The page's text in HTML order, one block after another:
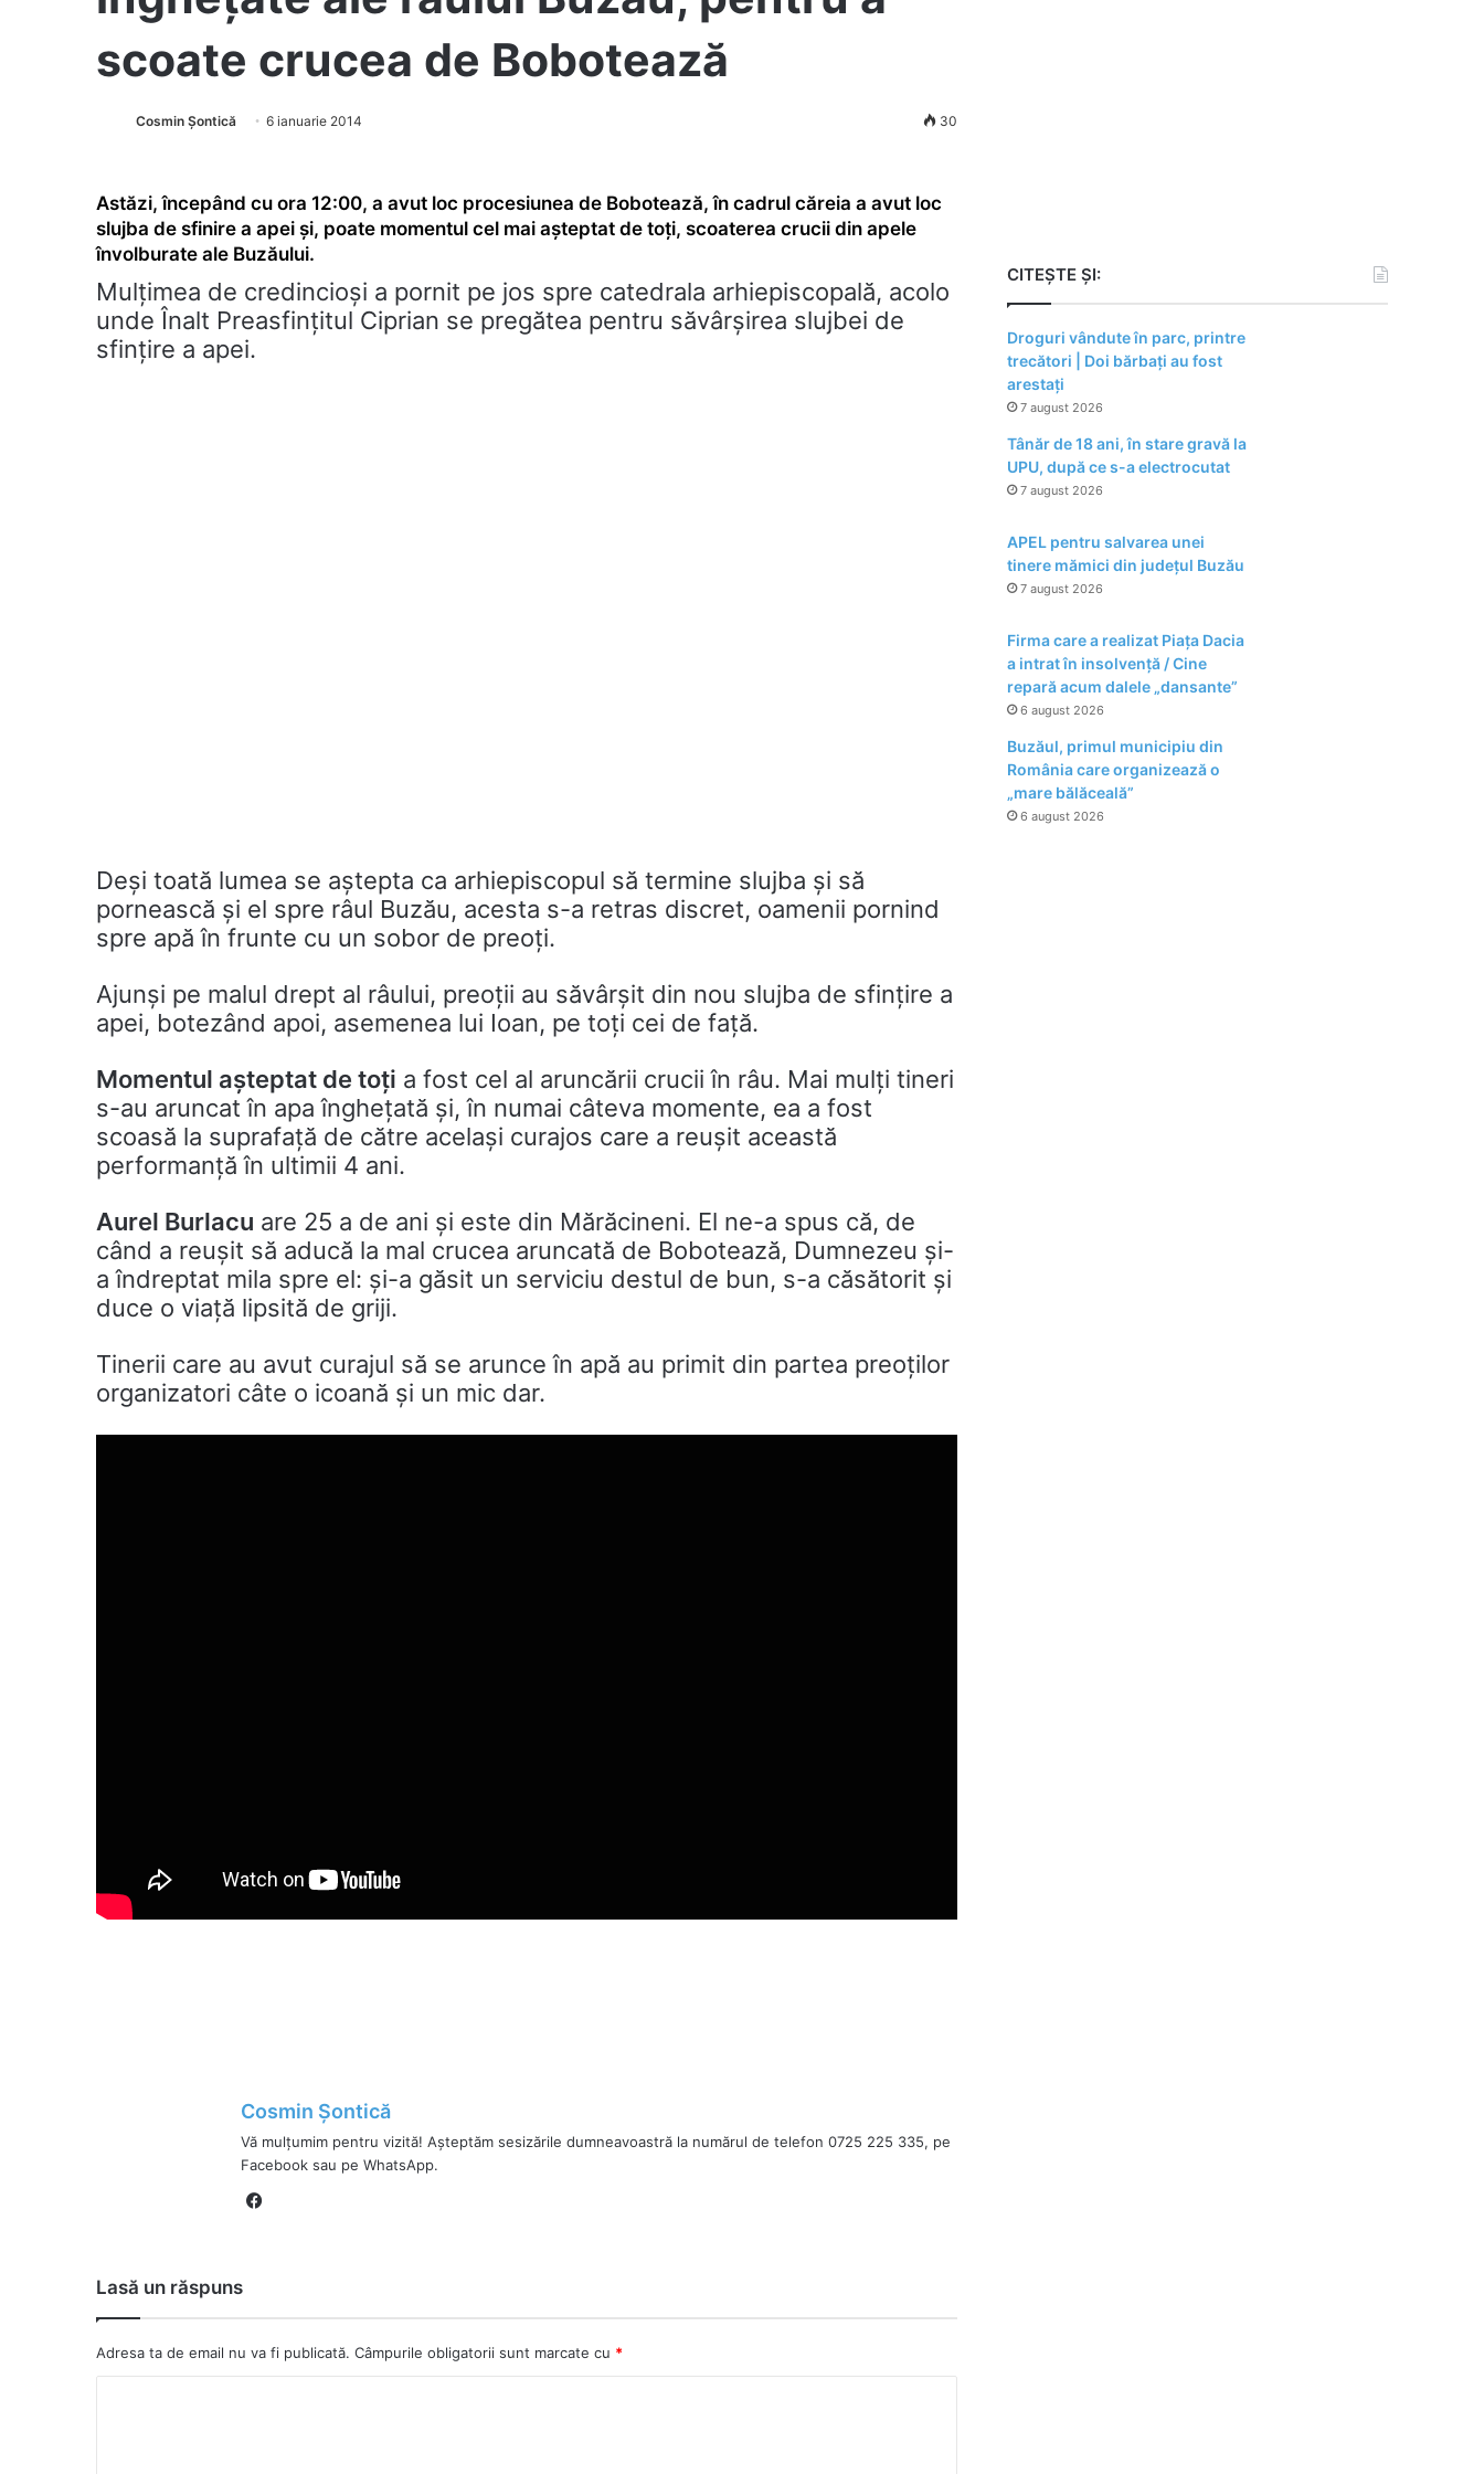
scoate crucea de Bobotează
Cosmin Șontică 6 ianuarie 2014 30
Astăzi, începând cu ora 12:00, a avut loc procesiunea de Bobotează, în cadrul căreia a avut loc
slujba de sfinire a apei și, poate momentul cel mai așteptat de toți, scoaterea crucii din apele
învolburate ale Buzăului.
Mulțimea de credincioși a pornit pe jos spre catedrala arhiepiscopală, acolo
unde Înalt Preasfințitul Ciprian se pregătea pentru săvârșirea slujbei de
sfințire a apei.
Deși toată lumea se aștepta ca arhiepiscopul să termine slujba și să
pornească și el spre râul Buzău, acesta s-a retras discret, oamenii pornind
spre apă în frunte cu un sobor de preoți.
Ajunși pe malul drept al râului, preoții au săvârșit din nou slujba de sfințire a
apei, botezând apoi, asemenea lui Ioan, pe toți cei de față.
Momentul așteptat de toți a fost cel al aruncării crucii în râu. Mai mulți tineri
s-au aruncat în apa înghețată și, în numai câteva momente, ea a fost
scoasă la suprafață de către același curajos care a reușit această
performanță în ultimii 4 ani.
Aurel Burlacu are 25 a de ani și este din Mărăcineni. El ne-a spus că, de
când a reușit să aducă la mal crucea aruncată de Bobotează, Dumnezeu și-
a îndreptat mila spre el: și-a găsit un serviciu destul de bun, s-a căsătorit și
duce o viață lipsită de griji.
Tinerii care au avut curajul să se arunce în apă au primit din partea preoților
organizatori câte o icoană și un mic dar.
Cosmin Șontică
Vă mulțumim pentru vizită! Așteptăm sesizările dumneavoastră la numărul de telefon 0725 225 335, pe
Facebook sau pe WhatsApp.
Lasă un răspuns
Adresa ta de email nu va fi publicată. Câmpurile obligatorii sunt marcate cu *
CITEȘTE ȘI:
Droguri vândute în parc, printre
trecători | Doi bărbați au fost
arestați
7 august 2026
Tânăr de 18 ani, în stare gravă la
UPU, după ce s-a electrocutat
7 august 2026
APEL pentru salvarea unei
tinere mămici din județul Buzău
7 august 2026
Firma care a realizat Piața Dacia
a intrat în insolvență / Cine
repară acum dalele „dansante”
6 august 2026
Buzăul, primul municipiu din
România care organizează o
„mare bălăceală”
6 august 2026